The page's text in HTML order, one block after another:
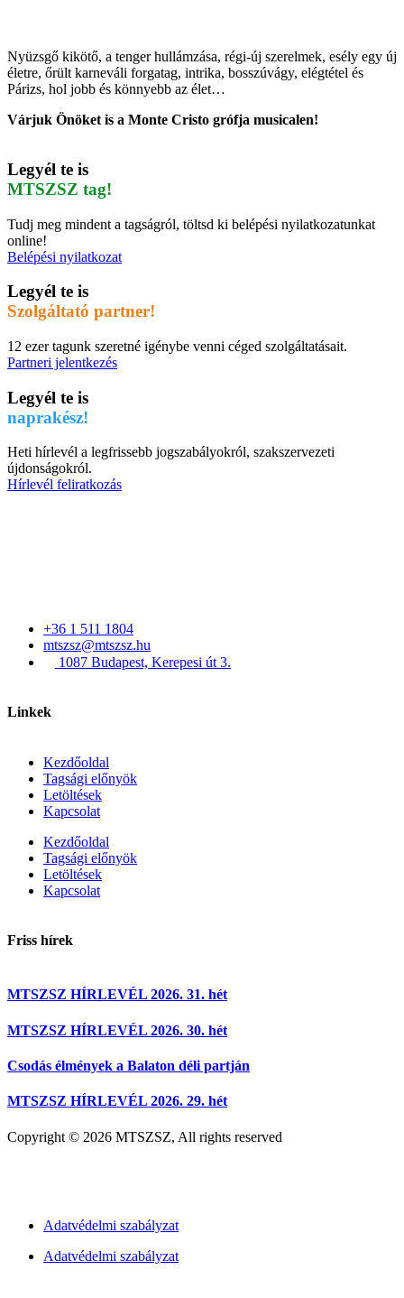
Nyüzsgő kikötő, a tenger hullámzása, régi-új szerelmek, esély egy új
életre, őrült karneváli forgatag, intrika, bosszúvágy, elégtétel és
Párizs, hol jobb és könnyebb az élet…
Várjuk Önöket is a Monte Cristo grófja musicalen!
Legyél te is
MTSZSZ tag!
Tudj meg mindent a tagságról, töltsd ki belépési nyilatkozatunkat
online!
Belépési nyilatkozat
Legyél te is
Szolgáltató partner!
12 ezer tagunk szeretné igénybe venni céged szolgáltatásait.
Partneri jelentkezés
Legyél te is
naprakész!
Heti hírlevél a legfrissebb jogszabályokról, szakszervezeti
újdonságokról.
Hírlevél feliratkozás
+36 1 511 1804
mtszsz@mtszsz.hu
1087 Budapest, Kerepesi út 3.
Linkek
Kezdőoldal
Tagsági előnyök
Letöltések
Kapcsolat
Kezdőoldal
Tagsági előnyök
Letöltések
Kapcsolat
Friss hírek
MTSZSZ HÍRLEVÉL 2026. 31. hét
MTSZSZ HÍRLEVÉL 2026. 30. hét
Csodás élmények a Balaton déli partján
MTSZSZ HÍRLEVÉL 2026. 29. hét
Copyright © 2026 MTSZSZ, All rights reserved
Adatvédelmi szabályzat
Adatvédelmi szabályzat